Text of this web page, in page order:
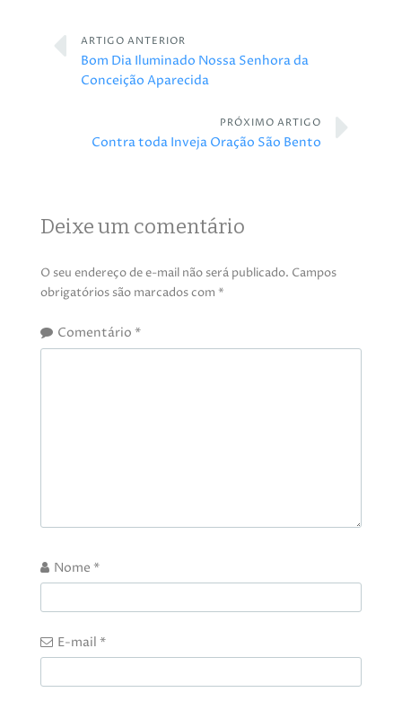
ARTIGO ANTERIOR
Bom Dia Iluminado Nossa Senhora da
Conceição Aparecida
PRÓXIMO ARTIGO
Contra toda Inveja Oração São Bento
Deixe um comentário
O seu endereço de e-mail não será publicado. Campos
obrigatórios são marcados com *
Comentário *
Nome *
E-mail *